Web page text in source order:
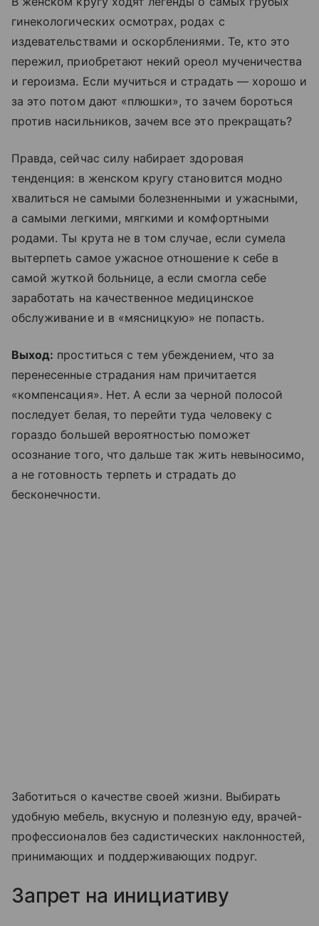
гинекологических осмотрах, родах с
издевательствами и оскорблениями. Те, кто это
пережил, приобретают некий ореол мученичества
и героизма. Если мучиться и страдать — хорошо и
за это потом дают «плюшки», то зачем бороться
против насильников, зачем все это прекращать?
Правда, сейчас силу набирает здоровая
тенденция: в женском кругу становится модно
хвалиться не самыми болезненными и ужасными,
а самыми легкими, мягкими и комфортными
родами. Ты крута не в том случае, если сумела
вытерпеть самое ужасное отношение к себе в
самой жуткой больнице, а если смогла себе
заработать на качественное медицинское
обслуживание и в «мясницкую» не попасть.
Выход: проститься с тем убеждением, что за
перенесенные страдания нам причитается
«компенсация». Нет. А если за черной полосой
последует белая, то перейти туда человеку с
гораздо большей вероятностью поможет
осознание того, что дальше так жить невыносимо,
а не готовность терпеть и страдать до
бесконечности.
Заботиться о качестве своей жизни. Выбирать
удобную мебель, вкусную и полезную еду, врачей-
профессионалов без садистических наклонностей,
принимающих и поддерживающих подруг.
Запрет на инициативу